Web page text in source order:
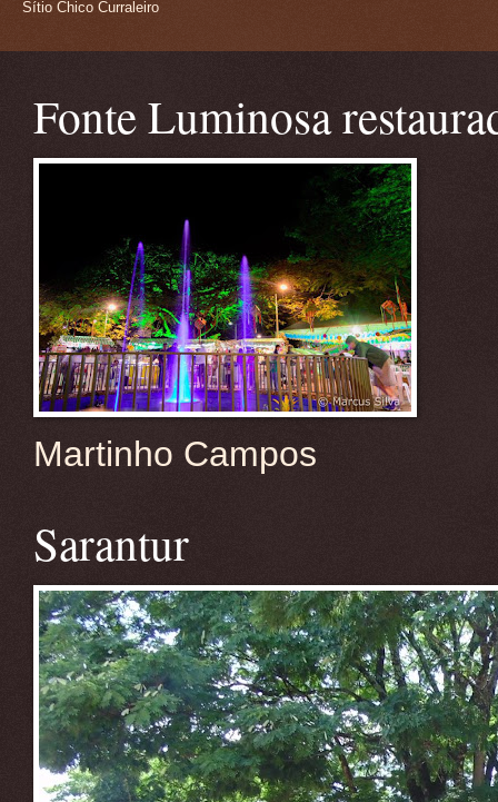
Sítio Chico Curraleiro
Fonte Luminosa
Martinho Campos
Sarantur